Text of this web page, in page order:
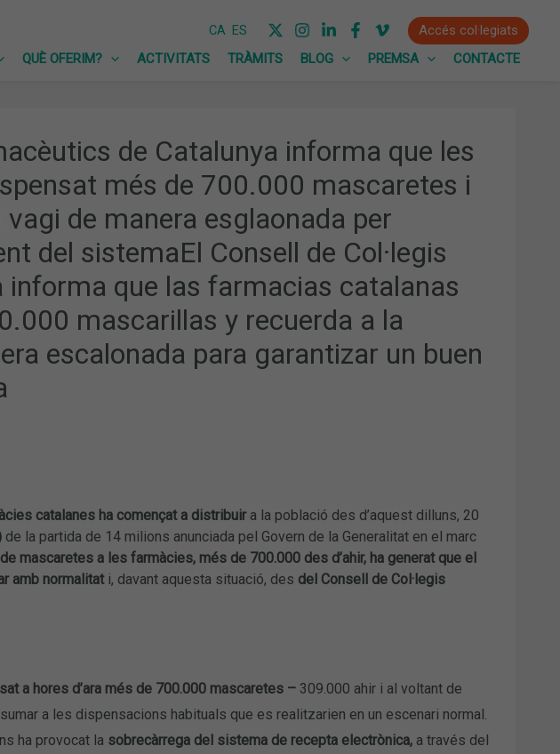
CA ES
Accés col·legiats
QUÈ OFERIM? ACTIVITATS TRÀMITS BLOG PREMSA CONTACTE
de Catalunya informa que les
més de 700.000 mascaretes i
de manera esglaonada per
del sistemaEl Consell de Col·legis
informa que las farmacias catalanas
mascarillas y recuerda a la
escalonada para garantizar un buen
catalanes ha començat a distribuira la població des d’aquest dilluns, 20
de la partida de 14 milions anunciada pel Govern de la Generalitat en el marc
mascaretes a les farmàcies, més de 700.000 des d’ahir, ha generat que el
amb normalitati, davant aquesta situació, des del Consell de Col·legis
a hores d’ara més de 700.000 mascaretes –309.000 ahir i al voltant de
sumar a les dispensacions habituals que es realitzarien en un escenari normal.
ha provocat la sobrecàrrega del sistema de recepta electrònica, a través del